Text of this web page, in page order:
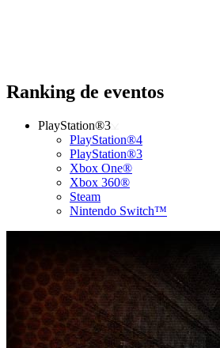
Ranking de eventos
PlayStation®3
PlayStation®4
PlayStation®3
Xbox One®
Xbox 360®
Steam
Nintendo Switch™